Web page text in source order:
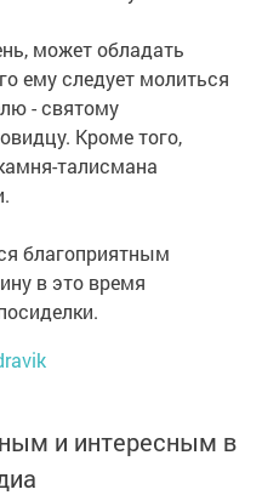
может обладать
ему следует молиться
- святому
Кроме того,
талисмана
благоприятным
в это время
и интересным в